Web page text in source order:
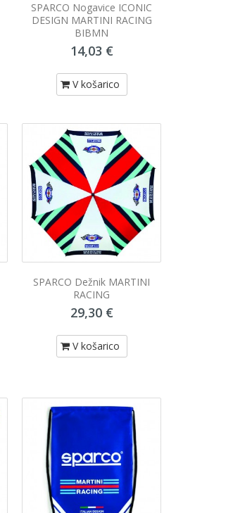
SPARCO Nogavice ICONIC
DESIGN MARTINI RACING
BIBMN
14,03 €
V košarico
SPARCO Dežnik MARTINI
RACING
29,30 €
V košarico